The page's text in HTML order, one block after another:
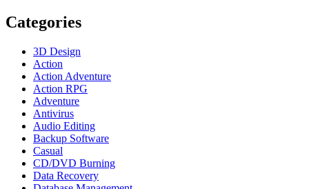
Categories
3D Design
Action
Action Adventure
Action RPG
Adventure
Antivirus
Audio Editing
Backup Software
Casual
CD/DVD Burning
Data Recovery